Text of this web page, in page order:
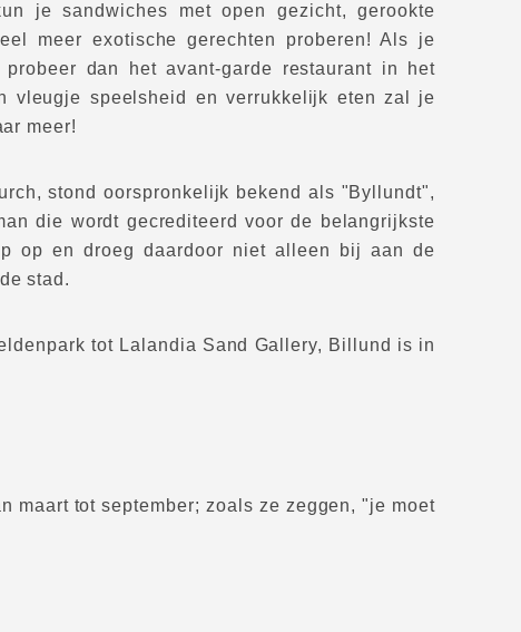
je sandwiches met open gezicht, gerookte
meer exotische gerechten proberen! Als je
dan het avant-garde restaurant in het
vleugje speelsheid en verrukkelijk eten zal je
meer!
stond oorspronkelijk bekend als "Byllundt",
die wordt gecrediteerd voor de belangrijkste
op en droeg daardoor niet alleen bij aan de
stad.
tot Lalandia Sand Gallery, Billund is in
maart tot september; zoals ze zeggen, "je moet